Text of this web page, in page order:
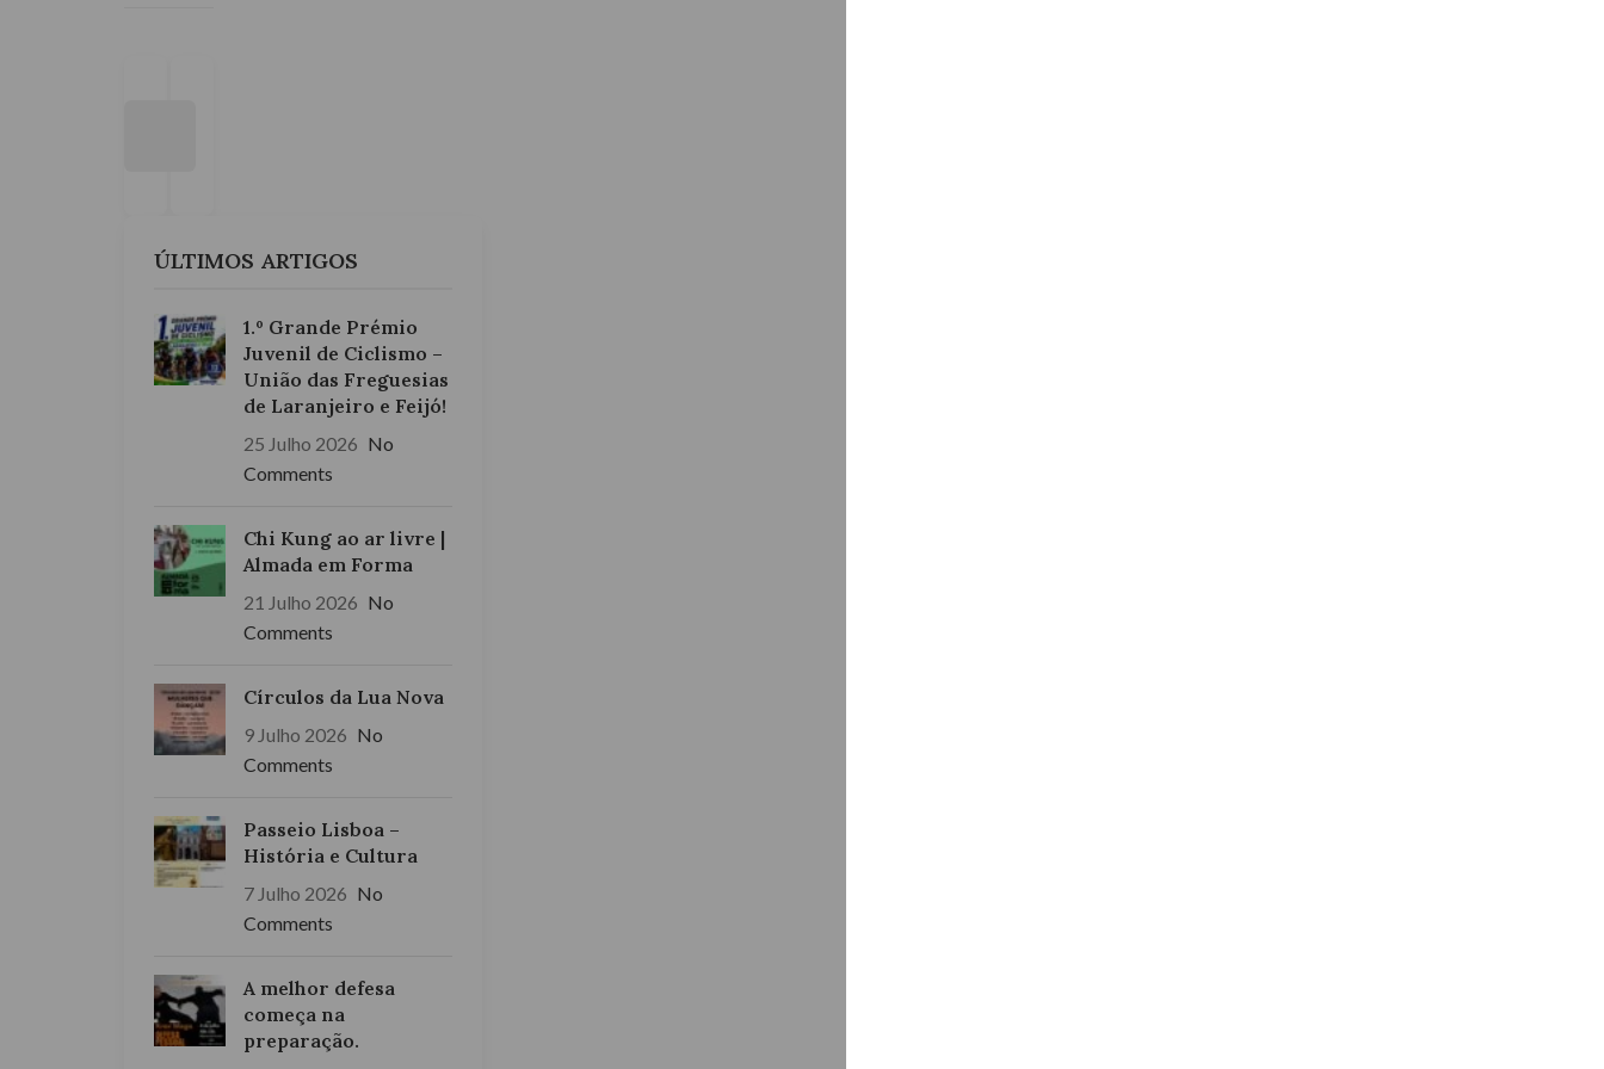
ÚLTIMOS ARTIGOS
1.º Grande Prémio
Juvenil de Ciclismo –
União das Freguesias
de Laranjeiro e Feijó!
25 Julho 2026 No
Comments
Chi Kung ao ar livre |
Almada em Forma
21 Julho 2026 No
Comments
Círculos da Lua Nova
9 Julho 2026 No
Comments
Passeio Lisboa –
História e Cultura
7 Julho 2026 No
Comments
A melhor defesa
começa na
preparação.